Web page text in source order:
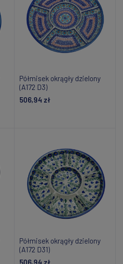
Półmisek okrągły dzielony
(A172 D3)
506,94 zł
Półmisek okrągły dzielony
(A172 D31)
506,94 zł